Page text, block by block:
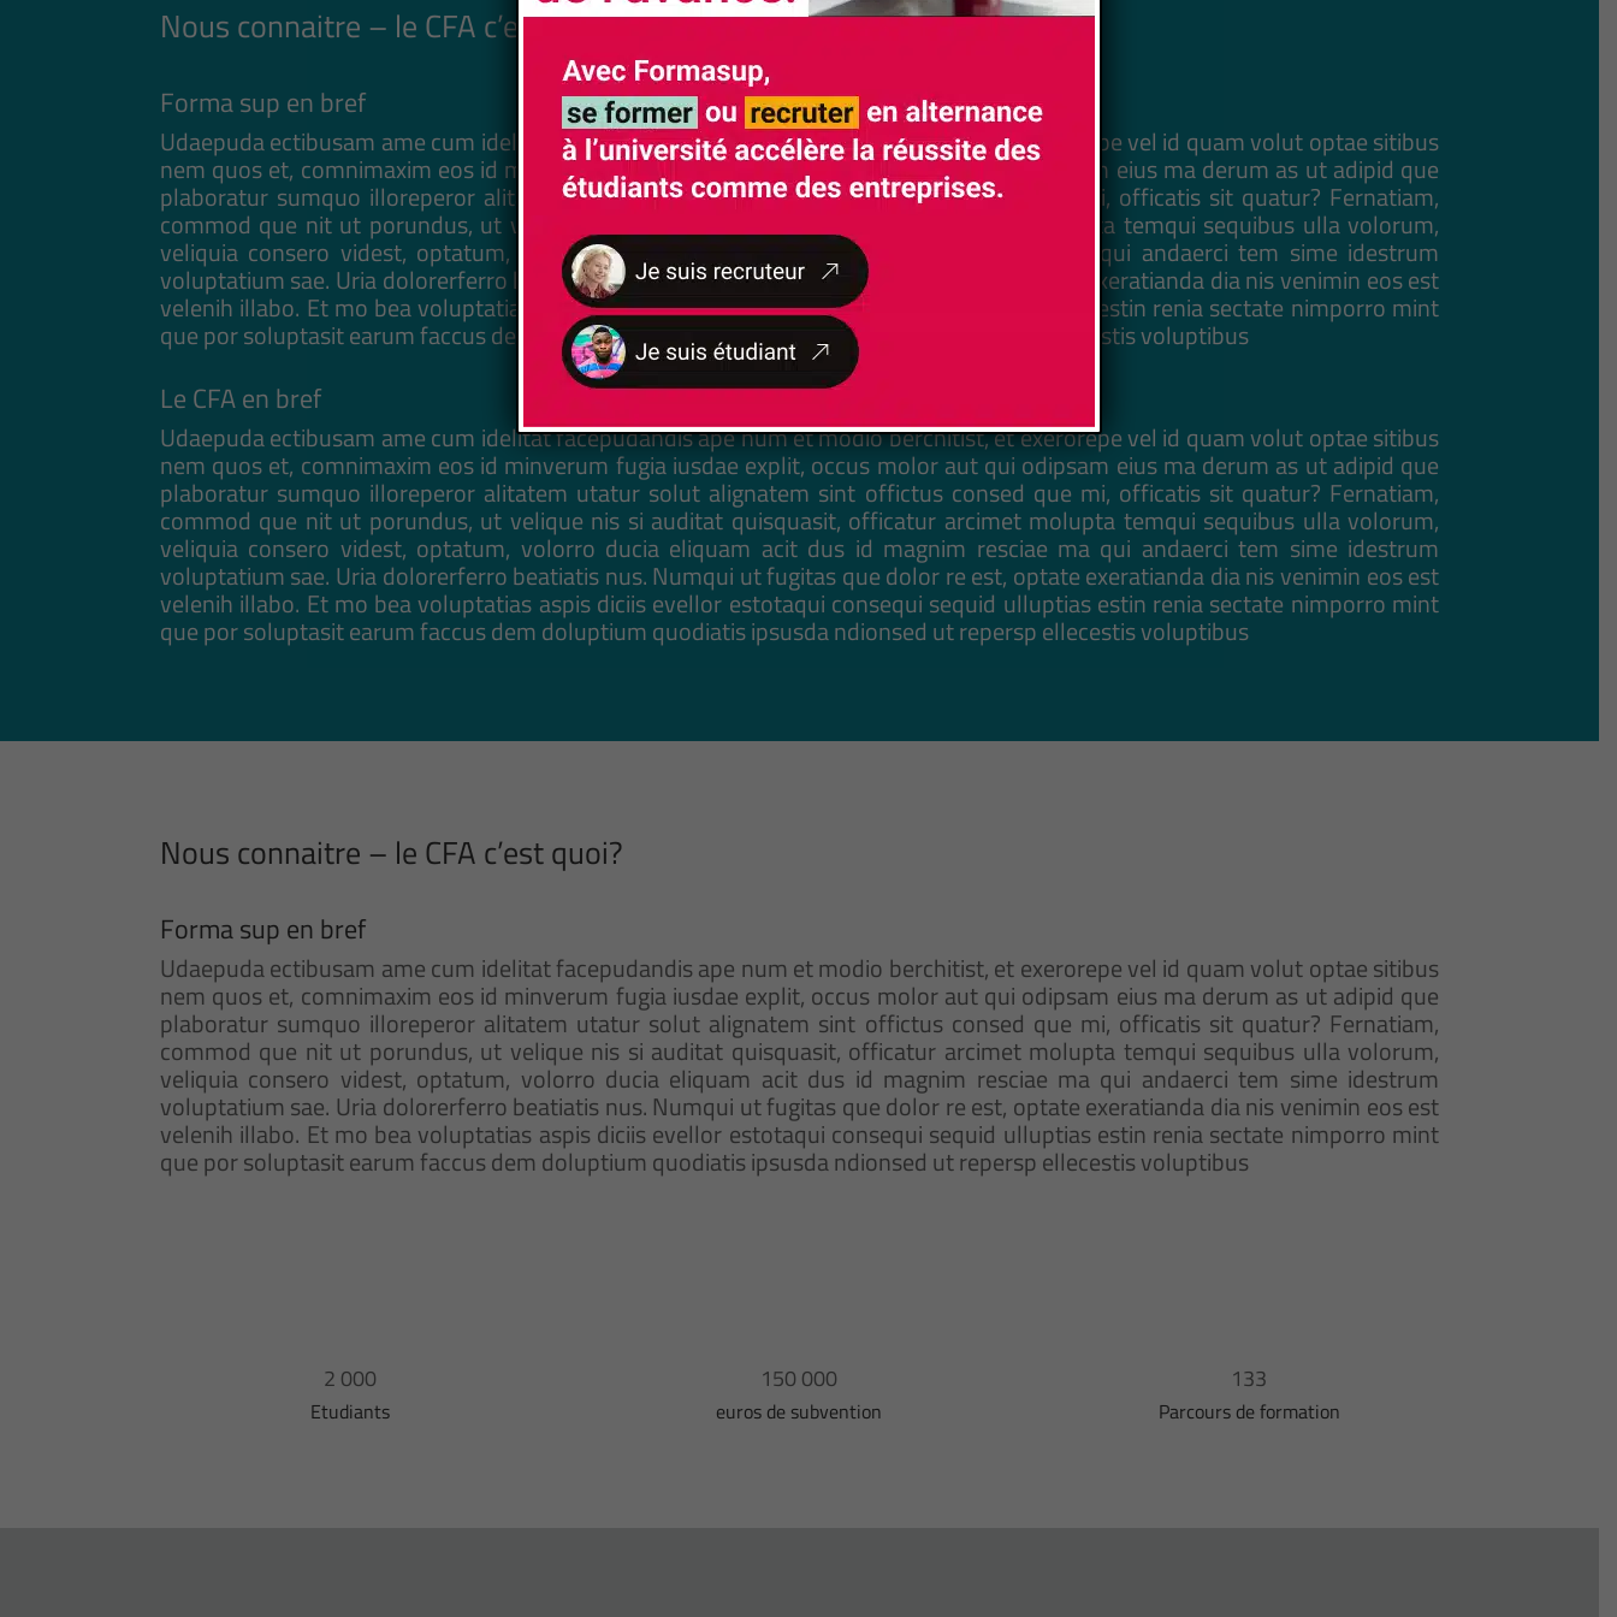
Nous connaitre – le CFA c’est quoi?
Forma sup en bref
Udaepuda ectibusam ame cum idelitat facepudandis ape num et modio berchitist, et exerorepe vel id quam volut optae sitibus
nem quos et, comnimaxim eos id minverum fugia iusdae explit, occus molor aut qui odipsam eius ma derum as ut adipid que
plaboratur sumquo illoreperor alitatem utatur solut alignatem sint offictus consed que mi, officatis sit quatur? Fernatiam,
commod que nit ut porundus, ut velique nis si auditat quisquasit, officatur arcimet molupta temqui sequibus ulla volorum,
veliquia consero videst, optatum, volorro ducia eliquam acit dus id magnim resciae ma qui andaerci tem sime idestrum
voluptatium sae. Uria dolorerferro beatiatis nus. Numqui ut fugitas que dolor re est, optate exeratianda dia nis venimin eos est
velenih illabo. Et mo bea voluptatias aspis diciis evellor estotaqui consequi sequid ulluptias estin renia sectate nimporro mint
que por soluptasit earum faccus dem doluptium quodiatis ipsusda ndionsed ut repersp ellecestis voluptibus
Le CFA en bref
Udaepuda ectibusam ame cum idelitat facepudandis ape num et modio berchitist, et exerorepe vel id quam volut optae sitibus
nem quos et, comnimaxim eos id minverum fugia iusdae explit, occus molor aut qui odipsam eius ma derum as ut adipid que
plaboratur sumquo illoreperor alitatem utatur solut alignatem sint offictus consed que mi, officatis sit quatur? Fernatiam,
commod que nit ut porundus, ut velique nis si auditat quisquasit, officatur arcimet molupta temqui sequibus ulla volorum,
veliquia consero videst, optatum, volorro ducia eliquam acit dus id magnim resciae ma qui andaerci tem sime idestrum
voluptatium sae. Uria dolorerferro beatiatis nus. Numqui ut fugitas que dolor re est, optate exeratianda dia nis venimin eos est
velenih illabo. Et mo bea voluptatias aspis diciis evellor estotaqui consequi sequid ulluptias estin renia sectate nimporro mint
que por soluptasit earum faccus dem doluptium quodiatis ipsusda ndionsed ut repersp ellecestis voluptibus
Nous connaitre – le CFA c’est quoi?
Forma sup en bref
Udaepuda ectibusam ame cum idelitat facepudandis ape num et modio berchitist, et exerorepe vel id quam volut optae sitibus
nem quos et, comnimaxim eos id minverum fugia iusdae explit, occus molor aut qui odipsam eius ma derum as ut adipid que
plaboratur sumquo illoreperor alitatem utatur solut alignatem sint offictus consed que mi, officatis sit quatur? Fernatiam,
commod que nit ut porundus, ut velique nis si auditat quisquasit, officatur arcimet molupta temqui sequibus ulla volorum,
veliquia consero videst, optatum, volorro ducia eliquam acit dus id magnim resciae ma qui andaerci tem sime idestrum
voluptatium sae. Uria dolorerferro beatiatis nus. Numqui ut fugitas que dolor re est, optate exeratianda dia nis venimin eos est
velenih illabo. Et mo bea voluptatias aspis diciis evellor estotaqui consequi sequid ulluptias estin renia sectate nimporro mint
que por soluptasit earum faccus dem doluptium quodiatis ipsusda ndionsed ut repersp ellecestis voluptibus
2 000
Etudiants
150 000
euros de subvention
133
Parcours de formation